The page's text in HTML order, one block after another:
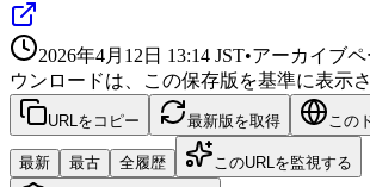
2026年4月12日 13:14 JST•アーカイブ
ウンロードは、この保存版を基準に表示さ
URLをコピー 最新版を取得 この
最新 最古 全履歴 このURLを監視する